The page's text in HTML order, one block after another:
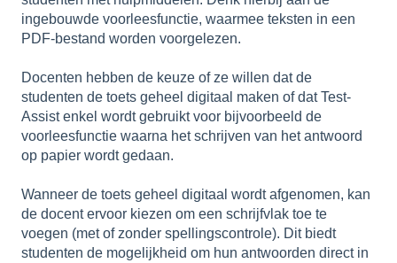
ingebouwde voorleesfunctie, waarmee teksten in een
PDF-bestand worden voorgelezen.
Docenten hebben de keuze of ze willen dat de
studenten de toets geheel digitaal maken of dat Test-
Assist enkel wordt gebruikt voor bijvoorbeeld de
voorleesfunctie waarna het schrijven van het antwoord
op papier wordt gedaan.
Wanneer de toets geheel digitaal wordt afgenomen, kan
de docent ervoor kiezen om een schrijfvlak toe te
voegen (met of zonder spellingscontrole). Dit biedt
studenten de mogelijkheid om hun antwoorden direct in